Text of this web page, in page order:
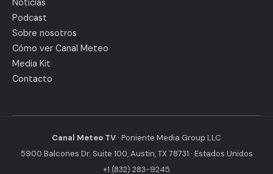
Noticias
Podcast
Sobre nosotros
Cómo ver Canal Meteo
Media Kit
Contacto
Canal Meteo TV · Poniente Media Group LLC
5900 Balcones Dr. Suite 100, Austin, TX 78731 · Estados Unidos
+1 (832) 283-9245